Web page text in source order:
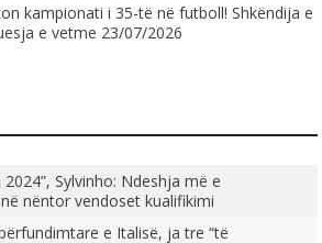
kampionati i 35-të në futboll! Shkëndija e
e vetme 23/07/2026
2024”, Sylvinho: Ndeshja më e
nëntor vendoset kualifikimi
e Italisë, ja tre “të